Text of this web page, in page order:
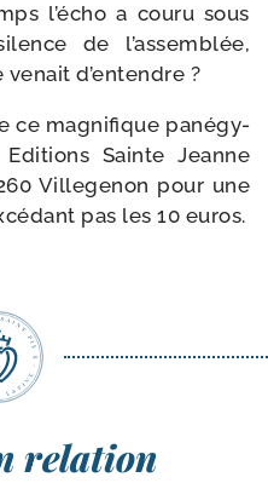
l’é­cho a cou­ru sous
de l’as­sem­blée,
d’entendre ?
ce magni­fique pané­gy­
Sainte Jeanne
Villegenon pour une
pas les 10 euros.
relation